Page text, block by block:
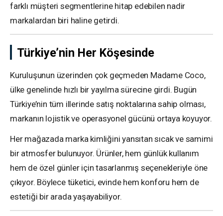
farklı müşteri segmentlerine hitap edebilen nadir
markalardan biri haline getirdi.
Türkiye’nin Her Köşesinde
Kuruluşunun üzerinden çok geçmeden Madame Coco,
ülke genelinde hızlı bir yayılma sürecine girdi. Bugün
Türkiye’nin tüm illerinde satış noktalarına sahip olması,
markanın lojistik ve operasyonel gücünü ortaya koyuyor.
Her mağazada marka kimliğini yansıtan sıcak ve samimi
bir atmosfer bulunuyor. Ürünler, hem günlük kullanım
hem de özel günler için tasarlanmış seçenekleriyle öne
çıkıyor. Böylece tüketici, evinde hem konforu hem de
estetiği bir arada yaşayabiliyor.